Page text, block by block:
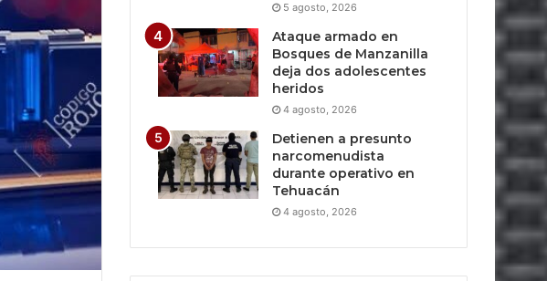
5 agosto, 2026
Ataque armado en
Bosques de Manzanilla
deja dos adolescentes
heridos
4 agosto, 2026
Detienen a presunto
narcomenudista
durante operativo en
Tehuacán
4 agosto, 2026